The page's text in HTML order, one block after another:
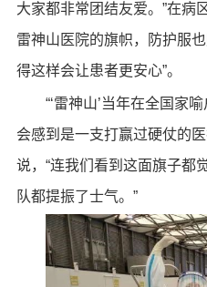
大家都非常团结友爱。”在病
雷神山医院的旗帜，防护服
得这样会让患者更安心”。
“‘雷神山’当年在全国家
会感到是一支打赢过硬仗的
说，“连我们看到这面旗子都
队都提振了士气。”